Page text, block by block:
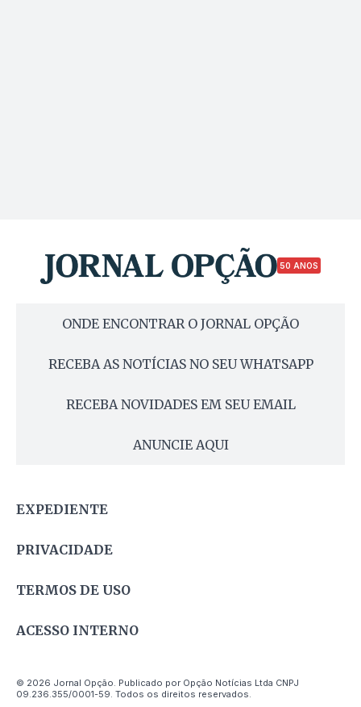
50 ANOS
ONDE ENCONTRAR O JORNAL OPÇÃO
RECEBA AS NOTÍCIAS NO SEU WHATSAPP
RECEBA NOVIDADES EM SEU EMAIL
ANUNCIE AQUI
EXPEDIENTE
PRIVACIDADE
TERMOS DE USO
ACESSO INTERNO
© 2026 Jornal Opção. Publicado por Opção Notícias Ltda CNPJ
09.236.355/0001-59. Todos os direitos reservados.